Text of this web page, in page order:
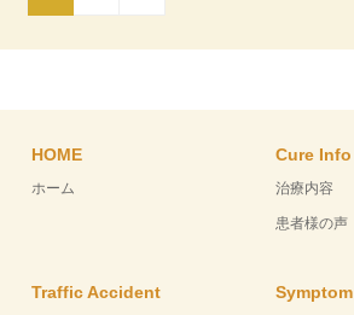
HOME
ホーム
Cure Info
治療内容
患者様の声
Traffic Accident Symptom